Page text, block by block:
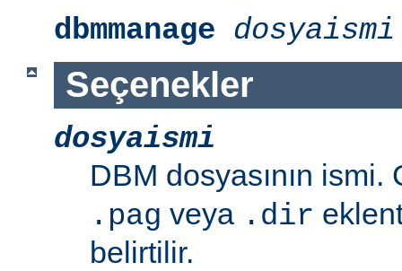
dbmmanage dosyaismi
Seçenekler
dosyaismi
DBM dosyasının
.pag veya .dir
belirtilir.